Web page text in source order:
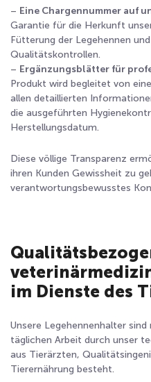
– Eine Chargennummer auf
Garantie für die Herkunft
Fütterung der Legehennen
Qualitätskontrollen.
– Ergänzungsblätter für
Produkt wird begleitet von
allen detaillierten
die ausgeführten
Herstellungsdatum.
Diese völlige Transparenz
ihren Kunden Gewissheit zu
verantwortungsbewusstes
im Dienste des
Unsere Legehennenhalter
täglichen Arbeit durch unser
aus Tierärzten,
Tierernährung besteht.